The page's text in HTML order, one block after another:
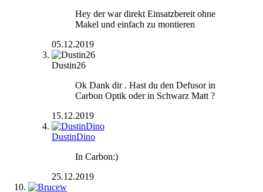
Hey der war direkt Einsatzbereit ohne
Makel und einfach zu montieren
05.12.2019
Dustin26
Ok Dank dir . Hast du den Defusor in
Carbon Optik oder in Schwarz Matt ?
15.12.2019
DustinDino
In Carbon:)
25.12.2019